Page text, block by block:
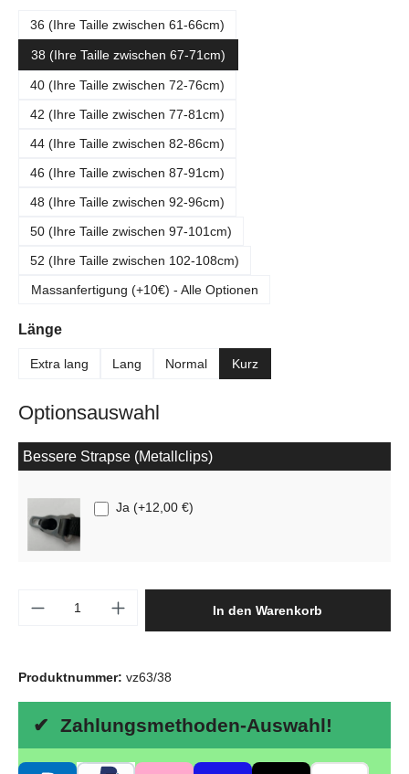
36 (Ihre Taille zwischen 61-66cm)
38 (Ihre Taille zwischen 67-71cm)
40 (Ihre Taille zwischen 72-76cm)
42 (Ihre Taille zwischen 77-81cm)
44 (Ihre Taille zwischen 82-86cm)
46 (Ihre Taille zwischen 87-91cm)
48 (Ihre Taille zwischen 92-96cm)
50 (Ihre Taille zwischen 97-101cm)
52 (Ihre Taille zwischen 102-108cm)
Massanfertigung (+10€) - Alle Optionen
Längeauswählen
Extra lang Lang Normal Kurz
Optionsauswahl
Bessere Strapse (Metallclips)
Ja (+12,00 €)
Produkt Anzahl: Gib den gewünschten
In den Warenkorb
Produktnummer: vz63/38
✔ Zahlungsmethoden-Auswahl!